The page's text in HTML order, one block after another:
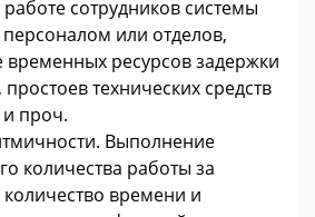
сотрудников системы
или отделов,
ресурсов задержки
технических средств
проч.
Выполнение
количества работы за
времени и